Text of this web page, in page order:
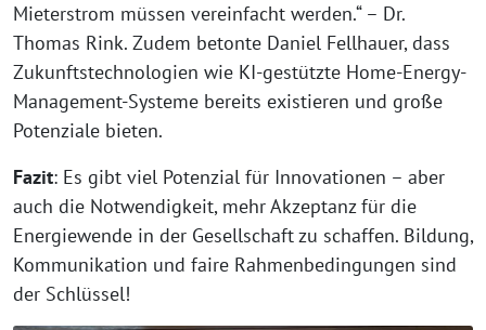
Mieterstrom müssen vereinfacht werden.“ – Dr.
Thomas Rink. Zudem betonte Daniel Fellhauer, dass
Zukunftstechnologien wie KI-gestützte Home-Energy-
Management-Systeme bereits existieren und große
Potenziale bieten.
Fazit: Es gibt viel Potenzial für Innovationen – aber
auch die Notwendigkeit, mehr Akzeptanz für die
Energiewende in der Gesellschaft zu schaffen. Bildung,
Kommunikation und faire Rahmenbedingungen sind
der Schlüssel!